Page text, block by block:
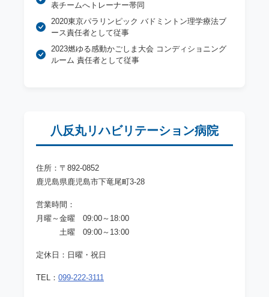
表チームへトレーナー帯同
2020東京パラリンピック バドミントン理学療法ブ
ース責任者として従事
2023燃ゆる感動かごしま大会 コンディショニング
ルーム 責任者として従事
八反丸リハビリテーション病院
住所：〒892-0852
鹿児島県鹿児島市下竜尾町3-28
営業時間：
月曜～金曜 09:00～18:00
土曜 09:00～13:00
定休日：日曜・祝日
TEL： 099-222-3111